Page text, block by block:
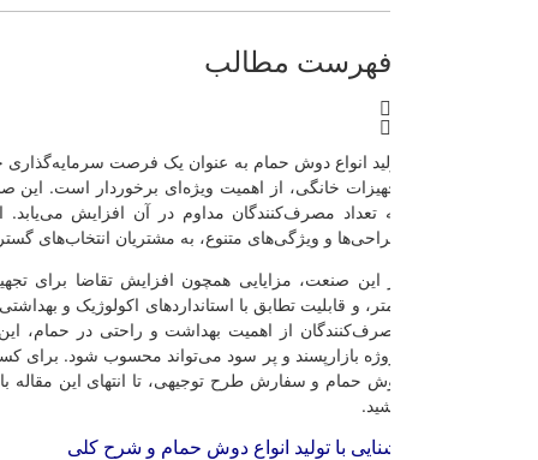
فهرست مطالب
انواع دوش حمام به عنوان یک فرصت سرمایه‌گذاری جذاب، با توجه به
خانگی، از اهمیت ویژه‌ای برخوردار است. این صنعت بازاری پر
تعداد مصرف‌کنندگان مداوم در آن افزایش می‌یابد. انواع مختلف دوش
و ویژگی‌های متنوع، به مشتریان انتخاب‌های گسترده‌ای ارائه می‌دهند.
این صنعت، مزایایی همچون افزایش تقاضا برای تجهیزات بهداشتی
و قابلیت تطابق با استانداردهای اکولوژیک و بهداشتی وجود دارد. با توجه
از اهمیت بهداشت و راحتی در حمام، این فرصت
بازارپسند و پر سود می‌تواند محسوب شود. برای کسب اطلاعات بیشتر در
حمام و سفارش طرح توجیهی، تا انتهای این مقاله با مجموعه تخصصی
با تولید انواع دوش حمام و شرح کلی